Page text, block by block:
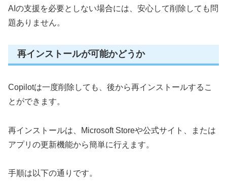
AIの支援を必要としない場合には、安心して削除しても問
題ありません。
再インストールが可能かどうか
Copilotは一度削除しても、後から再インストールするこ
とができます。
再インストールは、Microsoft Storeや公式サイト、または
アプリの更新機能から簡単に行えます。
手順は以下の通りです。